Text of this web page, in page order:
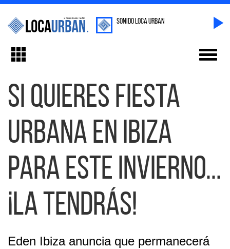
sonido Loca Urban
Toggle
Si quieres fiesta
Urbana en Ibiza
para este invierno...
¡la tendrás!
Eden Ibiza anuncia que permanecerá